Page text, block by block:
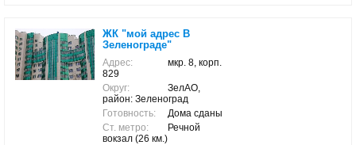
ЖК "мой адрес В
Зеленограде"
Адрес:
мкр. 8, корп.
829
Округ:
ЗелАО,
район: Зеленоград
Готовность:
Дома сданы
Ст. метро:
Речной
вокзал (26 км.)